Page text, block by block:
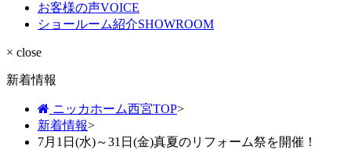
お客様の声VOICE
ショールーム紹介SHOWROOM
× close
新着情報
ニッカホーム西宮TOP>
新着情報>
7月1日(水)～31日(金)真夏のリフォーム祭を開催！